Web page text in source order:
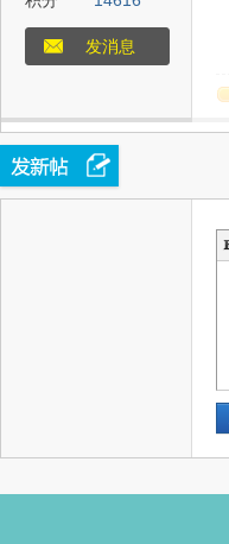
态
发消息